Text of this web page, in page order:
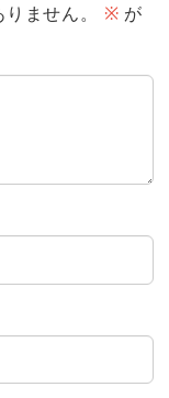
ません。 ※ が